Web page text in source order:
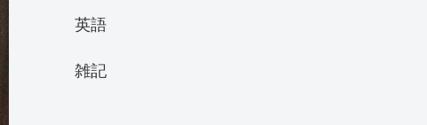
英語
雑記